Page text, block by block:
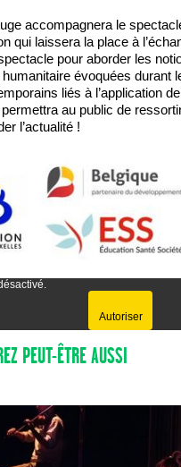
accompagnera le
qui laissera la place à
pour aborder les
humanitaire évoquées durant
liés à l’application
au public de
l’actualité !
Autoriser
PEUT-ÊTRE AUSSI